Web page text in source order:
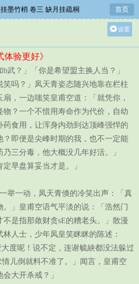
墨竹梢 卷三 缺月挂疏桐 首页
设置
中
小
体验更好》
？」「你是希望盟主换人当？」
笑吗？」凤天青姿态随兴地靠在栏柱
，一边嗤笑皇甫空道：「就凭你，
物？一个不惜用寿命作为代价，自幼
药食用，让浑身内劲到达顶峰强悍的
？即便是尖峰时期的我，也不一定能
三分毒，他大概没几年好活。」
定早盘算妥当才是。」
一动，凤天青倏的冷笑出声：「真
。」皇甫空语气平淡的说：「浩然门
是指那敛财贪sE的糟老头。」散漫
人士，少年凤皇笑眯眯的陈述：
大度呢！说不定，连谢毓紻都没法躲过
儿倒就料不准了。」闻言，皇甫空
大开杀戒？」